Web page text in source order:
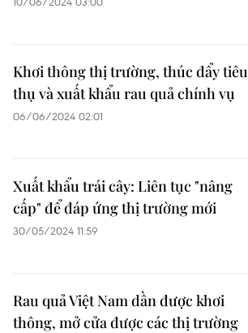
Khơi thông thị trường, thúc đẩy tiêu
thụ và xuất khẩu rau quả chính vụ
06/06/2024 02:01
Xuất khẩu trái cây: Liên tục "nâng
cấp" để đáp ứng thị trường mới
30/05/2024 11:59
Rau quả Việt Nam dần được khơi
thông, mở cửa được các thị trường